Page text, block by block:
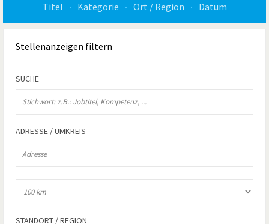
Titel Kategorie Ort / Region Datum
Stellenanzeigen filtern
SUCHE
ADRESSE / UMKREIS
STANDORT / REGION